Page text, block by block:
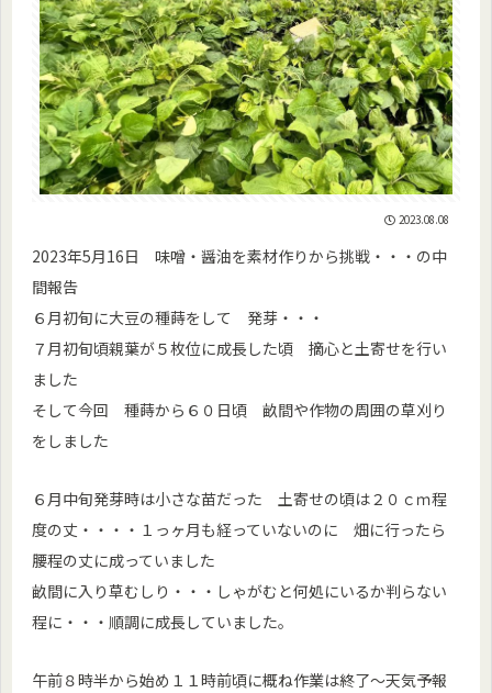
2023.08.08
2023年5月16日 味噌・醤油を素材作りから挑戦・・・の中
間報告
６月初旬に大豆の種蒔をして 発芽・・・
７月初旬頃親葉が５枚位に成長した頃 摘心と土寄せを行い
ました
そして今回 種蒔から６０日頃 畝間や作物の周囲の草刈り
をしました
６月中旬発芽時は小さな苗だった 土寄せの頃は２０ｃｍ程
度の丈・・・・１っヶ月も経っていないのに 畑に行ったら
腰程の丈に成っていました
畝間に入り草むしり・・・しゃがむと何処にいるか判らない
程に・・・順調に成長していました。
午前８時半から始め１１時前頃に概ね作業は終了～天気予報